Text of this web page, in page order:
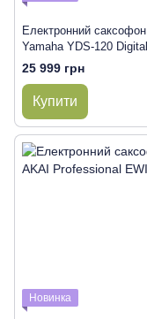
Електронний саксофон
Yamaha YDS-120 Digital
Saxophone
25 999 грн
Купити
Новинка